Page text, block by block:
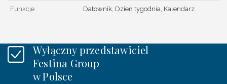
Funkcje Datownik, Dzień tygodnia, Kalendarz
Wyłączny przedstawiciel
Festina Group
w Polsce